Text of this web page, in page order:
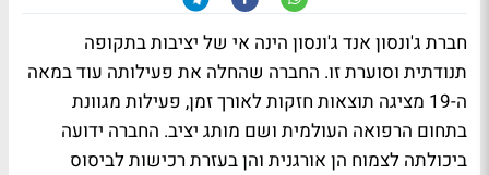
חברת ג'ונסון אנד ג'ונסון הינה אי של יציבות בתקופה
תנודתית וסוערת זו. החברה שהחלה את פעילותה עוד במאה
ה-19 מציגה תוצאות חזקות לאורך זמן, פעילות מגוונת
בתחום הרפואה העולמית ושם מותג יציב. החברה ידועה
ביכולתה לצמוח הן אורגנית והן בעזרת רכישות לביסוס